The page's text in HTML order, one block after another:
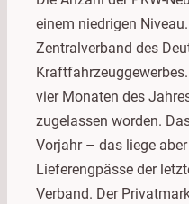
einem niedrigen
Zentralverband des
vier Monaten des
zugelassen worden.
Vorjahr – das liege
Lieferengpässe der
Verband. Der